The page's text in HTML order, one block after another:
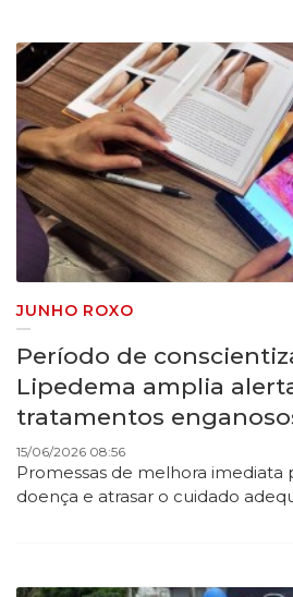
JUNHO ROXO
Período de
Lipedema amplia
tratamentos
15/06/2026 08:56
Promessas de melhora imediata
doença e atrasar o cuidado